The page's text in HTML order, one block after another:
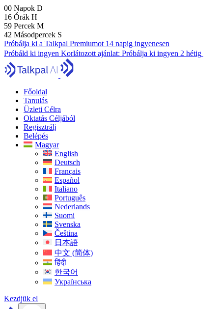
00 Napok D
16 Órák H
59 Percek M
41 Másodpercek S
Próbálja ki a Talkpal Premiumot 14 napig ingyenesen
Próbáld ki ingyen Korlátozott ajánlat: Próbálja ki ingyen 2 hétig
Főoldal
Tanulás
Üzleti Célra
Oktatás Céljából
Regisztrálj
Belépés
Magyar
English
Deutsch
Français
Español
Italiano
Português
Nederlands
Suomi
Svenska
Čeština
日本語
中文 (简体)
हिंदी
한국어
Українська
Kezdjük el